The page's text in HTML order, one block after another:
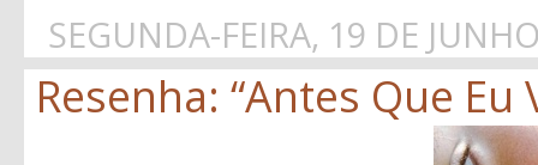
SEGUNDA-FEIRA, 19 DE
Resenha: “Antes Que Eu